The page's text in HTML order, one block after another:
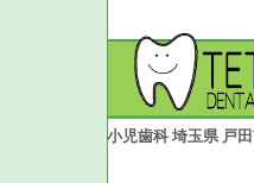
小児歯科 埼玉県 戸